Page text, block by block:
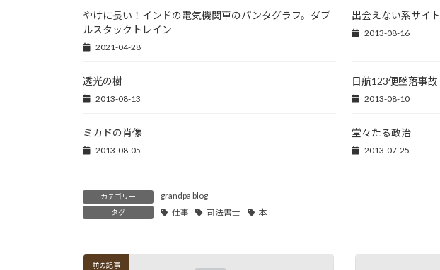
やけに長い！インドの電気機関車のパンタグラフ。ダブ
ルスタックトレイン
2021-04-28
出会えない系サイト
2013-08-16
透光の樹
2013-08-13
日航123便墜落事故
2013-08-10
ミカドの肖像
2013-08-05
堂々たる政治
2013-07-25
カテゴリー grandpa blog
タグ 仕事 司法書士 本
前の記事